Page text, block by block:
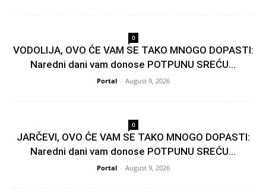
0
VODOLIJA, OVO ĆE VAM SE TAKO MNOGO DOPASTI:
Naredni dani vam donose POTPUNU SREĆU...
Portal - August 9, 2026
0
JARČEVI, OVO ĆE VAM SE TAKO MNOGO DOPASTI:
Naredni dani vam donose POTPUNU SREĆU...
Portal - August 9, 2026